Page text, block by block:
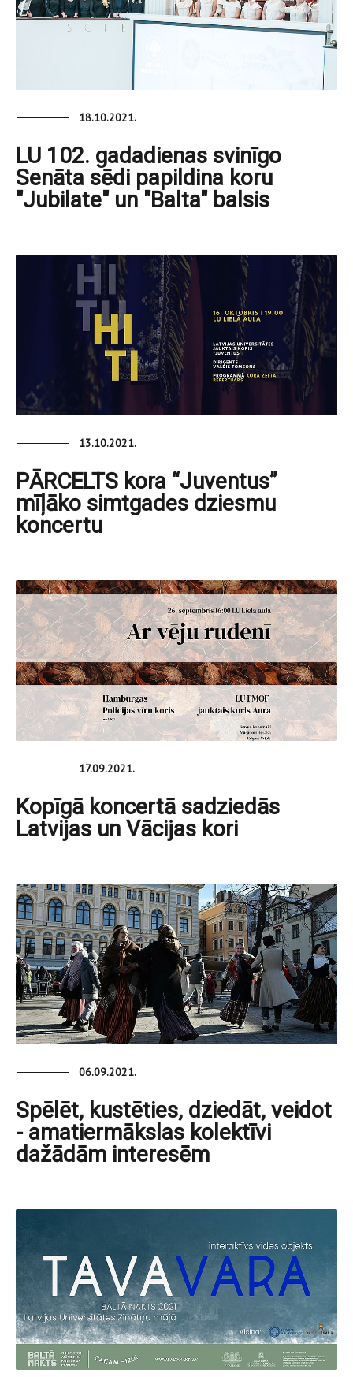
18.10.2021.
LU 102. gadadienas svinīgo
Senāta sēdi papildina koru
"Jubilate" un "Balta" balsis
13.10.2021.
PĀRCELTS kora “Juventus”
mīļāko simtgades dziesmu
koncertu
17.09.2021.
Kopīgā koncertā sadziedās
Latvijas un Vācijas kori
06.09.2021.
Spēlēt, kustēties, dziedāt, veidot
- amatiermākslas kolektīvi
dažādām interesēm